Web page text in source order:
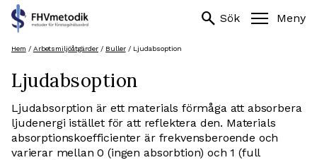
Hoppa
innehåll
search Sök Meny
Sök
efter:
search
Hem / Arbetsmiljöåtgärder/ Buller/ Ljudabsoption
Ljudabsoption
Ljudabsorption är ett materials förmåga att absorbera
ljudenergi istället för att reflektera den. Materials
absorptionskoefficienter är frekvensberoende och
varierar mellan 0 (ingen absorbtion) och 1 (full